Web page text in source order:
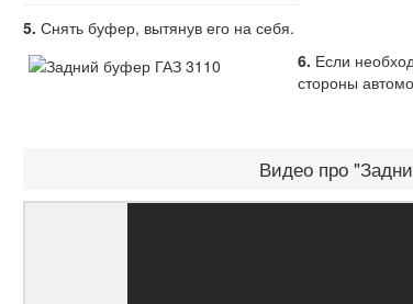
5. Снять буфер, вытянув его на себя.
6. Если
стороны
Видео про